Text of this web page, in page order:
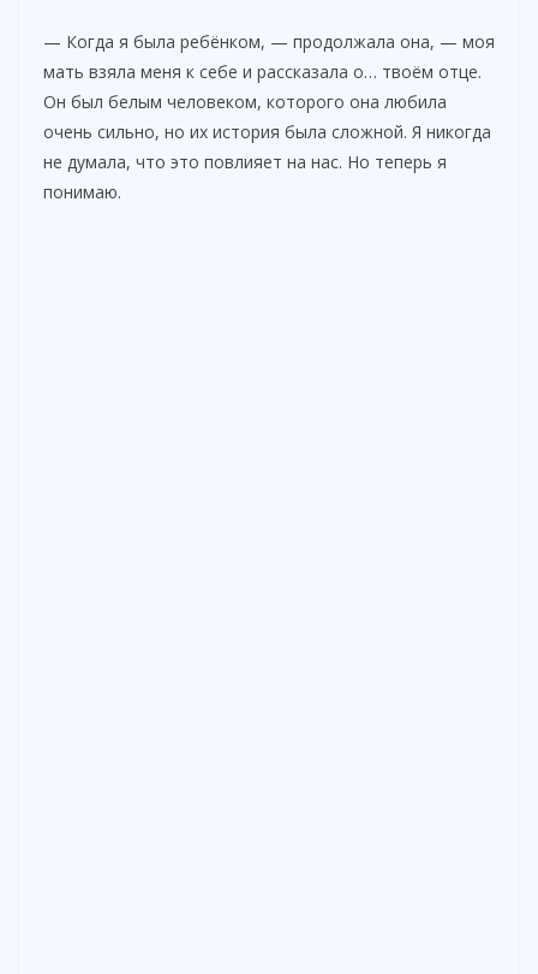
— Когда я была ребёнком, — продолжала она, — моя
мать взяла меня к себе и рассказала о… твоём отце.
Он был белым человеком, которого она любила
очень сильно, но их история была сложной. Я никогда
не думала, что это повлияет на нас. Но теперь я
понимаю.